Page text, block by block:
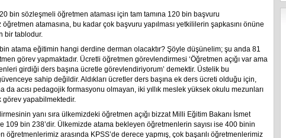
20 bin sözleşmeli öğretmen ataması için tam tamına 120 bin başvuru
atamasına, bu kadar çok başvuru yapılması yetkililerin şapkasını önüne
bir tablodur.
atama eğitimin hangi derdine derman olacaktır? Şöyle düşünelim; şu anda 81
görev yapmaktadır. Ücretli öğretmen görevlendirmesi ‘Öğretmen açığı var ama
girdiği ders başına ücretle görevlendiriyorum’ demektir. Üstelik bu
sahip değildir. Aldıkları ücretler ders başına ek ders ücreti olduğu için,
da acısı pedagojik formasyonu olmayan, iki yıllık meslek yüksek okulu mezunları
görev yapabilmektedir.
yanı sıra ülkemizdeki öğretmen açığı bizzat Milli Eğitim Bakanı İsmet
109 bin 238’dir. Ülkemizde atama bekleyen öğretmenlerin sayısı ise 400 binin
öğretmenlerimiz arasında KPSS’de derece yapmış, çok başarılı öğretmenlerimiz